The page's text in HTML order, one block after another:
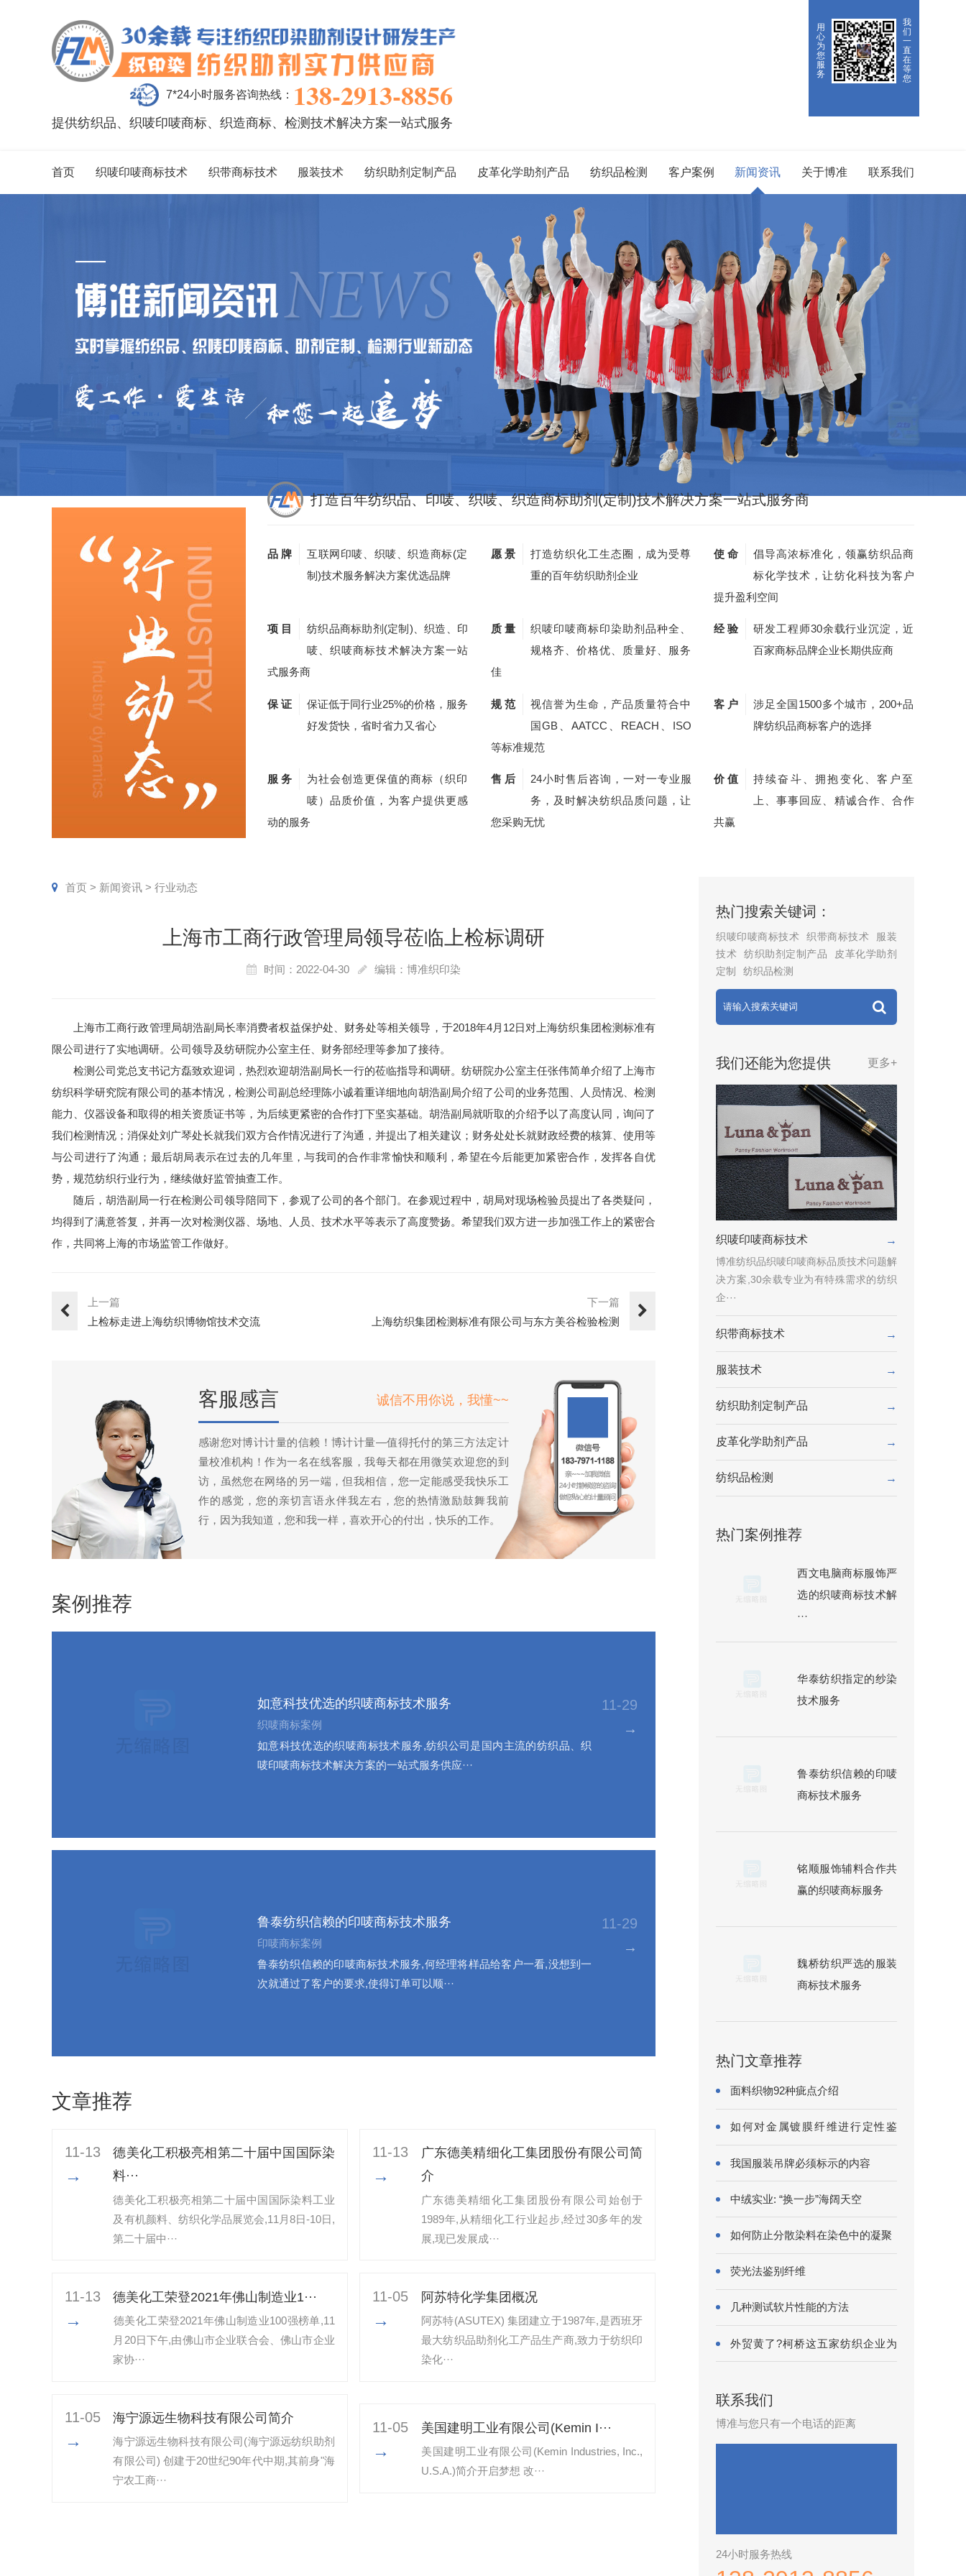
用
心
为
您
服
务
我
们
一
直
在
等
您
7*24小时服务咨询热线： 138-2913-8856
提供纺织品、织唛印唛商标、织造商标、检测技术解决方案一站式服务
首页 织唛印唛商标技术 织带商标技术 服装技术 纺织助剂定制产品 皮革化学助剂产品 纺织品检测 客户案例 新闻资讯 关于博准 联系我们
打造百年纺织品、印唛、织唛、织造商标助剂(定制)技术解决方案一站式服务商
品 牌
互联网印唛、织唛、织造商标(定
制)技术服务解决方案优选品牌
愿 景
打造纺织化工生态圈，成为受尊
重的百年纺织助剂企业
使 命
倡导高浓标准化，领赢纺织品商
标化学技术，让纺化科技为客户
提升盈利空间
项 目
纺织品商标助剂(定制)、织造、印
唛、织唛商标技术解决方案一站
式服务商
质 量
织唛印唛商标印染助剂品种全、
规格齐、价格优、质量好、服务
佳
经 验
研发工程师30余载行业沉淀，近
百家商标品牌企业长期供应商
保 证
保证低于同行业25%的价格，服务
好发货快，省时省力又省心
规 范
视信誉为生命，产品质量符合中
国GB、AATCC、REACH、ISO
等标准规范
客 户
涉足全国1500多个城市，200+品
牌纺织品商标客户的选择
服 务
为社会创造更保值的商标（织印
唛）品质价值，为客户提供更感
动的服务
售 后
24小时售后咨询，一对一专业服
务，及时解决纺织品质问题，让
您采购无忧
价 值
持续奋斗、拥抱变化、客户至
上、事事回应、精诚合作、合作
共赢
首页 > 新闻资讯 > 行业动态
上海市工商行政管理局领导莅临上检标调研
时间：2022-04-30 编辑：博准织印染
上海市工商行政管理局胡浩副局长率消费者权益保护处、财务处等相关领导，于2018年4月12日对上海纺织集团检测标准有
限公司进行了实地调研。公司领导及纺研院办公室主任、财务部经理等参加了接待。
检测公司党总支书记方磊致欢迎词，热烈欢迎胡浩副局长一行的莅临指导和调研。纺研院办公室主任张伟简单介绍了上海市
纺织科学研究院有限公司的基本情况，检测公司副总经理陈小诚着重详细地向胡浩副局介绍了公司的业务范围、人员情况、检测
能力、仪器设备和取得的相关资质证书等，为后续更紧密的合作打下坚实基础。胡浩副局就听取的介绍予以了高度认同，询问了
我们检测情况；消保处刘广琴处长就我们双方合作情况进行了沟通，并提出了相关建议；财务处处长就财政经费的核算、使用等
与公司进行了沟通；最后胡局表示在过去的几年里，与我司的合作非常愉快和顺利，希望在今后能更加紧密合作，发挥各自优
势，规范纺织行业行为，继续做好监管抽查工作。
随后，胡浩副局一行在检测公司领导陪同下，参观了公司的各个部门。在参观过程中，胡局对现场检验员提出了各类疑问，
均得到了满意答复，并再一次对检测仪器、场地、人员、技术水平等表示了高度赞扬。希望我们双方进一步加强工作上的紧密合
作，共同将上海的市场监管工作做好。
上一篇
上检标​走进上海纺织博物馆技术交流
下一篇
上海纺织集团检测标准有限公司与东方美谷检验检测
客服感言 诚信不用你说，我懂~~
感谢您对博计计量的信赖！博计计量—值得托付的第三方法定计
量校准机构！作为一名在线客服，我每天都在用微笑欢迎您的到
访，虽然您在网络的另一端，但我相信，您一定能感受我快乐工
作的感觉，您的亲切言语永伴我左右，您的热情激励鼓舞我前
行，因为我知道，您和我一样，喜欢开心的付出，快乐的工作。
案例推荐
如意科技优选的织唛商标技术服务
织唛商标案例
如意科技优选的织唛商标技术服务,纺织公司是国内主流的纺织品、织
唛印唛商标技术解决方案的一站式服务供应···
11-29
→
鲁泰纺织信赖的印唛商标技术服务
印唛商标案例
鲁泰纺织信赖的印唛商标技术服务,何经理将样品给客户一看,没想到一
次就通过了客户的要求,使得订单可以顺···
11-29
→
文章推荐
11-13
→
德美化工积极亮相第二十届中国国际染
料···
德美化工积极亮相第二十届中国国际染料工业
及有机颜料、纺织化学品展览会,11月8日-10日,
第二十届中···
11-13
→
广东德美精细化工集团股份有限公司简
介
广东德美精细化工集团股份有限公司始创于
1989年,从精细化工行业起步,经过30多年的发
展,现已发展成···
11-13
→
​德美化工荣登2021年佛山制造业1···
​德美化工荣登2021年佛山制造业100强榜单,11
月20日下午,由佛山市企业联合会、佛山市企业
家协···
11-05
→
阿苏特化学集团概况
阿苏特(ASUTEX) 集团建立于1987年,是西班牙
最大纺织品助剂化工产品生产商,致力于纺织印
染化···
11-05
→
海宁源远生物科技有限公司简介
海宁源远生物科技有限公司(海宁源远纺织助剂
有限公司) 创建于20世纪90年代中期,其前身"海
宁农工商···
11-05
→
美国建明工业有限公司(Kemin I···
美国建明工业有限公司(Kemin Industries, Inc.,
U.S.A.)简介开启梦想 改···
热门搜索关键词：
织唛印唛商标技术 织带商标技术
服装
技术
纺织助剂定制产品
皮革化学助剂
定制
纺织品检测
我们还能为您提供 更多+
织唛印唛商标技术 →
博准纺织品织唛印唛商标品质技术问题解
决方案,30余载专业为有特殊需求的纺织
企···
织带商标技术 →
服装技术 →
纺织助剂定制产品 →
皮革化学助剂产品 →
纺织品检测 →
热门案例推荐
西文电脑商标服饰严
选的织唛商标技术解
···
华泰纺织指定的纱染
技术服务
鲁泰纺织信赖的印唛
商标技术服务
铭顺服饰辅料合作共
赢的织唛商标服务
魏桥纺织严选的服装
商标技术服务
热门文章推荐
面料织物92种疵点介绍
如何对金属镀膜纤维进行定性鉴
别?
我国服装吊牌必须标示的内容
中绒实业: “换一步”海阔天空
如何防止分散染料在染色中的凝聚
荧光法鉴别纤维
几种测试软片性能的方法
外贸黄了?柯桥这五家纺织企业为
何底气···
联系我们
博准与您只有一个电话的距离
24小时服务热线